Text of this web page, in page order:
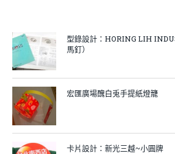
型錄設計：HORING LIH
馬釘）
宏匯廣場醜白兎手提紙燈籠
卡片設計：新光三越~小圓牌